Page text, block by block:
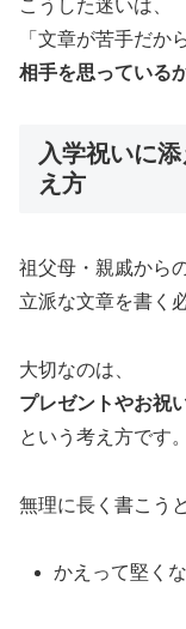
こうした迷いは、
「文章が苦手だか
相手を思っている
入学祝いに
え方
祖父母・親戚から
立派な文章を書く
大切なのは、
プレゼントやお祝
という考え方です。
無理に長く書こう
かえって堅く